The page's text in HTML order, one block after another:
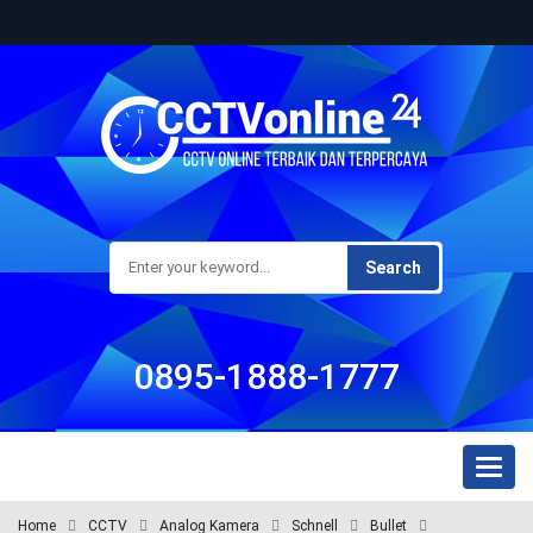
Search
0895-1888-1777
Home CCTV Analog Kamera Schnell Bullet